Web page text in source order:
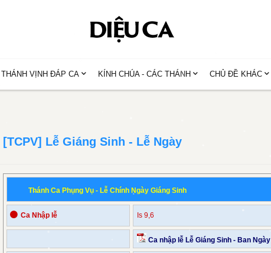
THÁNH VỊNH ĐÁP CA KÍNH CHÚA - CÁC THÁNH CHỦ ĐỀ KHÁC
[TCPV] Lễ Giáng Sinh - Lễ Ngày
Thánh Ca Phụng Vụ - Lễ Chính Ngày Giáng Sinh
⚫ Ca Nhập lễ Is 9,6
Ca nhập lễ Lễ Giáng Sinh - Ban Ngày